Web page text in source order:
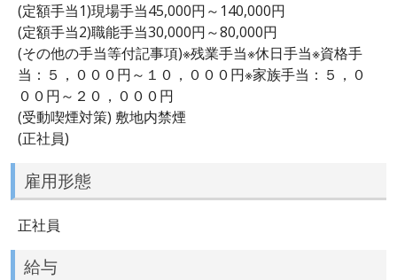
(定額手当1)現場手当45,000円～140,000円
(定額手当2)職能手当30,000円～80,000円
(その他の手当等付記事項)※残業手当※休日手当※資格手
当：５，０００円～１０，０００円※家族手当：５，０
００円～２０，０００円
(受動喫煙対策) 敷地内禁煙
(正社員)
雇用形態
正社員
給与